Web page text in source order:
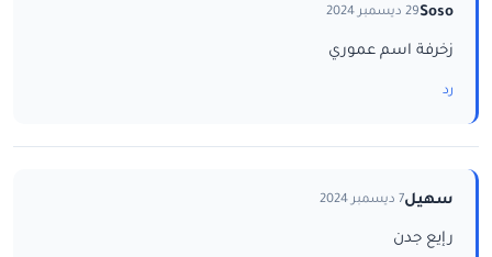
Soso29 ديسمبر 2024
زخرفة اسم عموري
رد
سهيل7 ديسمبر 2024
رإيع جدن